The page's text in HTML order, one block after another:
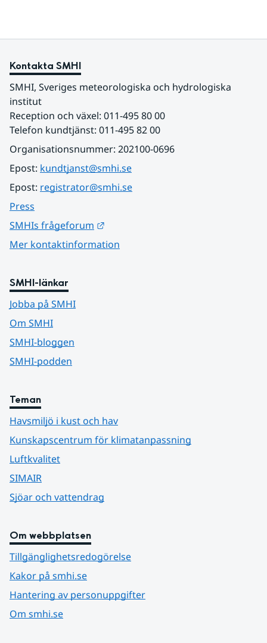
Kontakta SMHI
SMHI, Sveriges meteorologiska och hydrologiska
institut
Reception och växel: 011-495 80 00
Telefon kundtjänst: 011-495 82 00
Organisationsnummer: 202100-0696
Epost: kundtjanst@smhi.se
Epost: registrator@smhi.se
Press
SMHIs frågeforum
Mer kontaktinformation
SMHI-länkar
Jobba på SMHI
Om SMHI
SMHI-bloggen
SMHI-podden
Teman
Havsmiljö i kust och hav
Kunskapscentrum för klimatanpassning
Luftkvalitet
SIMAIR
Sjöar och vattendrag
Om webbplatsen
Tillgänglighetsredogörelse
Kakor på smhi.se
Hantering av personuppgifter
Om smhi.se